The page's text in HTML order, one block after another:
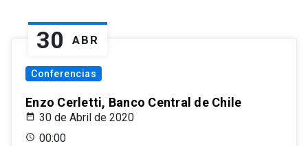
30 ABR
Conferencias
Enzo Cerletti, Banco Central de Chile
30 de Abril de 2020
00:00